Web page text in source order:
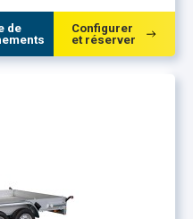
de
Configurer
et réserver